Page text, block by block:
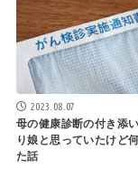
2023.08.07
母の健康診断の付き添
り娘と思っていたけど
た話